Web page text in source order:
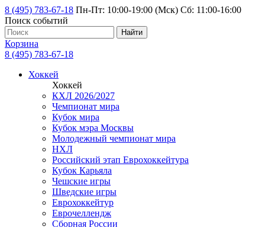
8 (495) 783-67-18 Пн-Пт: 10:00-19:00 (Мск) Сб: 11:00-16:00
Поиск событий
Найти
Корзина
8 (495) 783-67-18
Хоккей
Хоккей
КХЛ 2026/2027
Чемпионат мира
Кубок мира
Кубок мэра Москвы
Молодежный чемпионат мира
НХЛ
Российский этап Еврохоккейтура
Кубок Карьяла
Чешские игры
Шведские игры
Еврохоккейтур
Еврочеллендж
Сборная России